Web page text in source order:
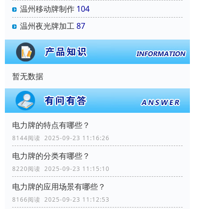
温州移动牌制作 104
温州夜光牌加工87
暂无数据
电力牌的特点有哪些？
8144阅读 2025-09-23 11:16:26
电力牌的分类有哪些？
8220阅读 2025-09-23 11:15:10
电力牌的应用场景有哪些？
8166阅读 2025-09-23 11:12:53